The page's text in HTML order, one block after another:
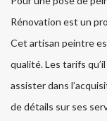
Rénovation est un
Cet artisan peintre
qualité. Les tarifs
assister dans
de détails sur ses